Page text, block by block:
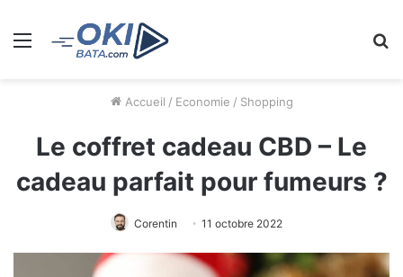
Menu
Accueil / Economie / Shopping
Le coffret cadeau CBD – Le
cadeau parfait pour fumeurs ?
Corentin 11 octobre 2022